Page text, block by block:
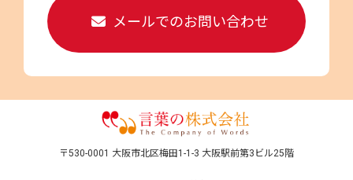
メールでのお問い合わせ
〒530-0001 大阪市北区梅田1-1-3 大阪駅前第3ビル25階